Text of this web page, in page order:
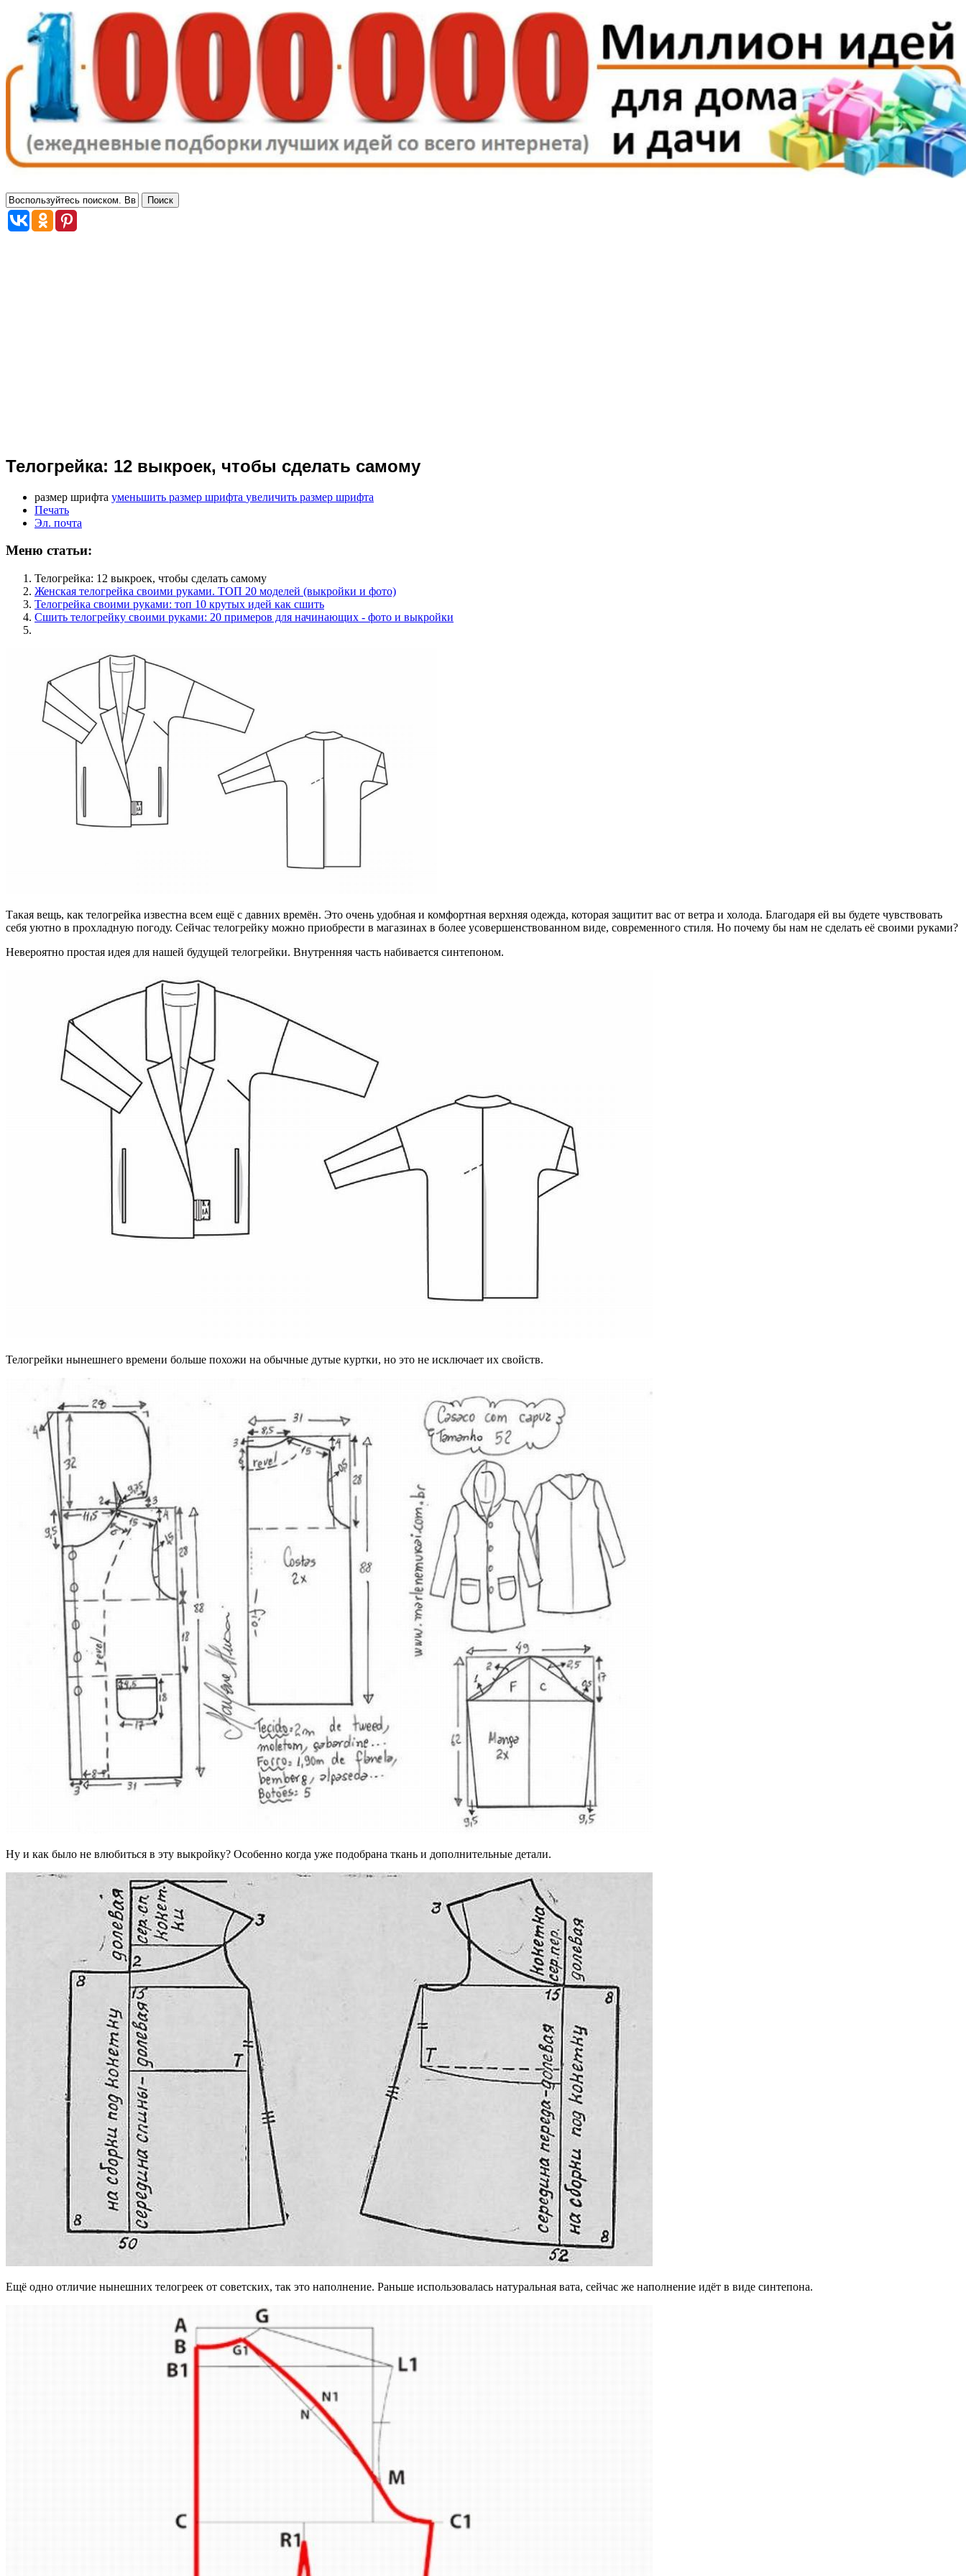
Телогрейка: 12 выкроек, чтобы сделать самому
размер шрифта уменьшить размер шрифта увеличить размер шрифта
Печать
Эл. почта
Меню статьи:
Телогрейка: 12 выкроек, чтобы сделать самому
Женская телогрейка своими руками. ТОП 20 моделей (выкройки и фото)
Телогрейка своими руками: топ 10 крутых идей как сшить
Сшить телогрейку своими руками: 20 примеров для начинающих - фото и выкройки
Такая вещь, как телогрейка известна всем ещё с давних времён. Это очень удобная и комфортная верхняя одежда, которая защитит вас от ветра и холода. Благодаря ей вы будете чувствовать
себя уютно в прохладную погоду. Сейчас телогрейку можно приобрести в магазинах в более усовершенствованном виде, современного стиля. Но почему бы нам не сделать её своими руками?
Невероятно простая идея для нашей будущей телогрейки. Внутренняя часть набивается синтепоном.
Телогрейки нынешнего времени больше похожи на обычные дутые куртки, но это не исключает их свойств.
Ну и как было не влюбиться в эту выкройку? Особенно когда уже подобрана ткань и дополнительные детали.
Ещё одно отличие нынешних телогреек от советских, так это наполнение. Раньше использовалась натуральная вата, сейчас же наполнение идёт в виде синтепона.